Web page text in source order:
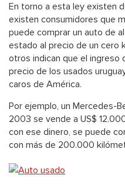
En torno a esta ley existen
existen consumidores que
puede comprar un auto de
estado al precio de un cero
otros indican que el ingreso
precio de los usados
caros de América.
Por ejemplo, un Mercedes-
2003 se vende a US$
con ese dinero, se puede
con más de 200.000